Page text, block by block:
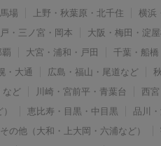
場 上野・秋葉原・北千住 横浜
・三ノ宮・岡本 大阪・梅田・淀
覇 大宮・浦和・戸田 千葉・船橋
・大通 広島・福山・尾道など
など 川崎・宮前平・青葉台 西
恵比寿・目黒・中目黒
品川
その他（大和・上大岡・六浦など）